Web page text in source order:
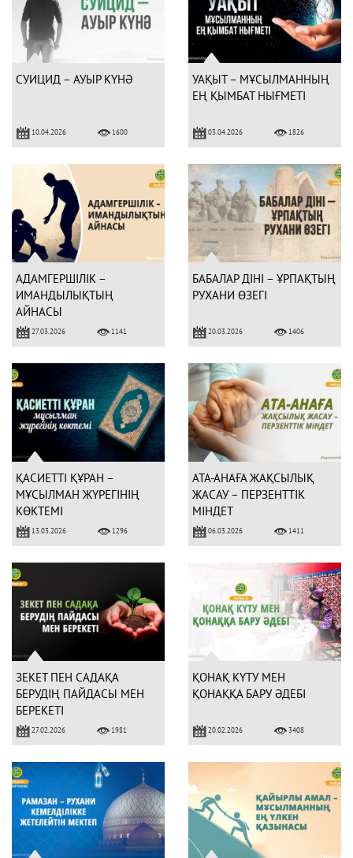
СУИЦИД – АУЫР КҮНӘ
10.04.2026 1600
УАҚЫТ – МҰСЫЛМАННЫҢ
ЕҢ ҚЫМБАТ НЫҒМЕТІ
03.04.2026 1826
АДАМГЕРШІЛІК –
ИМАНДЫЛЫҚТЫҢ
АЙНАСЫ
27.03.2026 1141
БАБАЛАР ДІНІ – ҰРПАҚТЫҢ
РУХАНИ ӨЗЕГІ
20.03.2026 1406
ҚАСИЕТТІ ҚҰРАН –
МҰСЫЛМАН ЖҮРЕГІНІҢ
КӨКТЕМІ
13.03.2026 1296
АТА-АНАҒА ЖАҚСЫЛЫҚ
ЖАСАУ – ПЕРЗЕНТТІК
МІНДЕТ
06.03.2026 1411
ЗЕКЕТ ПЕН САДАҚА
БЕРУДІҢ ПАЙДАСЫ МЕН
БЕРЕКЕТІ
27.02.2026 1981
ҚОНАҚ КҮТУ МЕН
ҚОНАҚҚА БАРУ ӘДЕБІ
20.02.2026 3408